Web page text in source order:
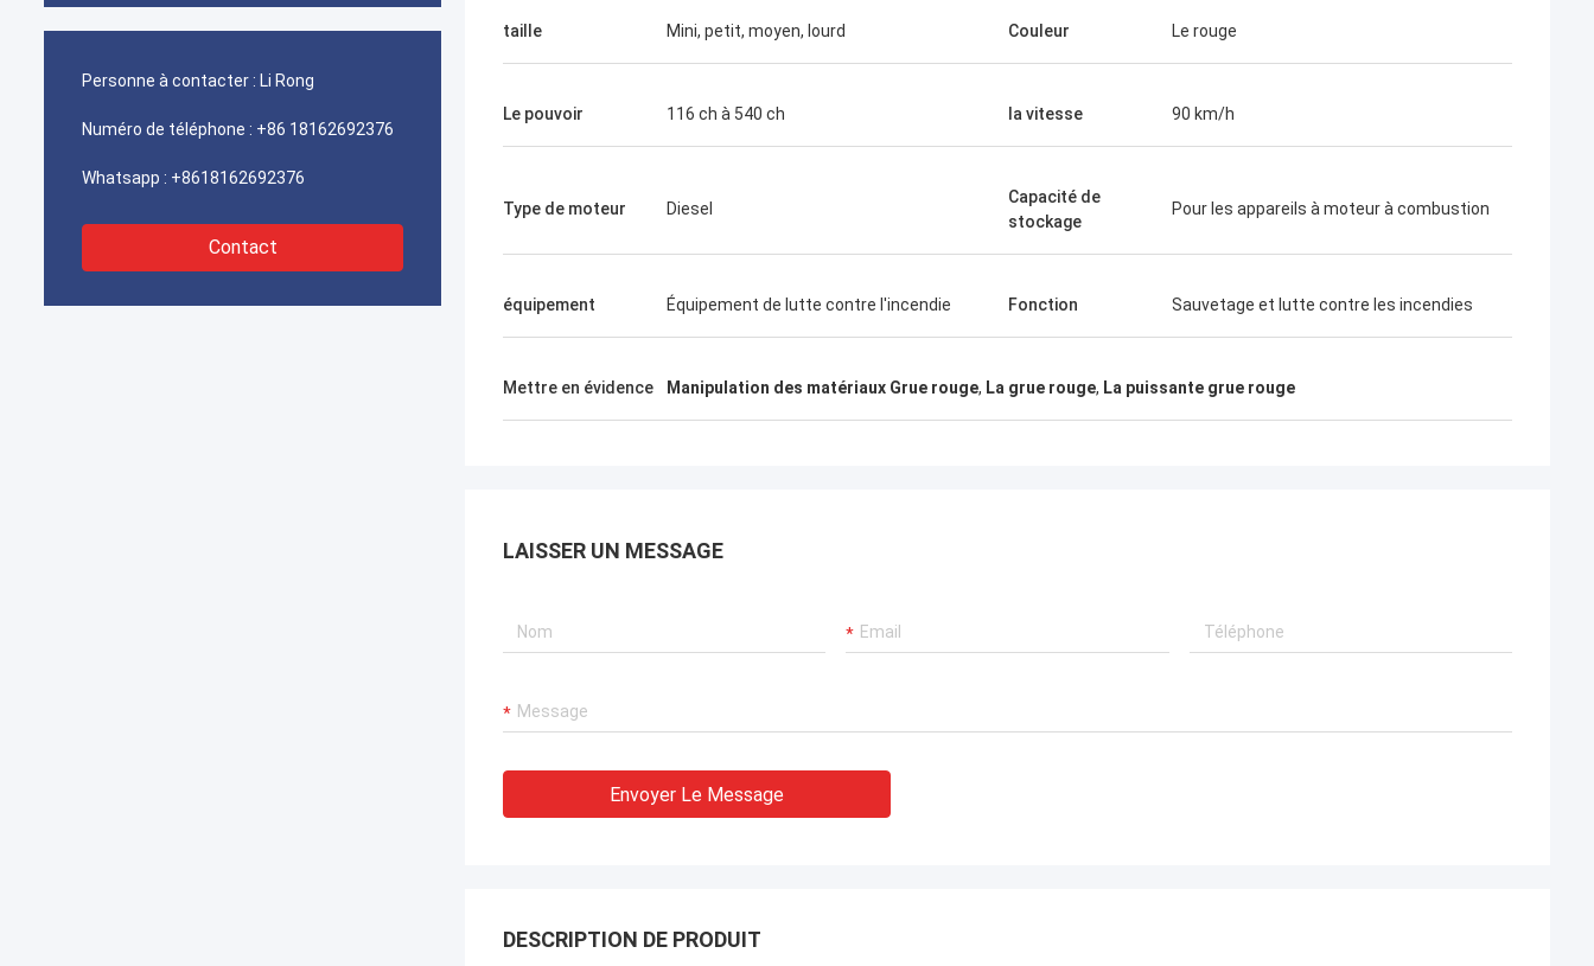
Personne à contacter : Li Rong
Numéro de téléphone : +86 18162692376
Whatsapp : +8618162692376
Contact
taille Mini, petit, moyen, lourd Couleur Le rouge
Le pouvoir 116 ch à 540 ch la vitesse 90 km/h
Type de moteur Diesel
Capacité de
stockage
Pour les appareils à moteur à combustion
équipement Équipement de lutte contre l'incendie Fonction Sauvetage et lutte contre les incendies
Mettre en évidence Manipulation des matériaux Grue rouge, La grue rouge, La puissante grue rouge
LAISSER UN MESSAGE
Envoyer Le Message
DESCRIPTION DE PRODUIT